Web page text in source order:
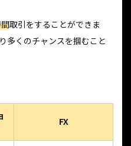
取引をすることができま
多くのチャンスを掴むこと
FX